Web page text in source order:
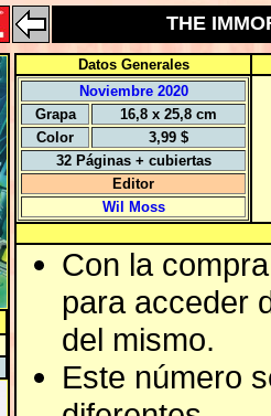
THE
Datos Generales
Noviembre 2020
Grapa
16,8 x 25,8 cm
Color
3,99 $
32 Páginas + cubiertas
Editor
Wil Moss
Con la
para acceder
del mismo.
Este número